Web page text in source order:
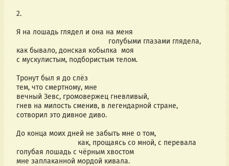
2.
Я на лошадь глядел и она на меня
                                             голубыми глазами глядела,
как бывало, донская кобылка  моя
с мускулистым, подбористым телом.
Тронут был я до слёз
тем, что смертному, мне
вечный Зевс, громовержец гневливый,
гнев на милость сменив, в легендарной стране,
сотворил это дивное диво.
До конца моих дней не забыть мне о том,
                              как, прощаясь со мной, с перевала
голубая лошадь с чёрным хвостом
мне заплаканной мордой кивала.